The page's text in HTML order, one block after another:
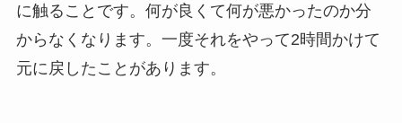
に触ることです。何が良くて何が悪かったのか分
からなくなります。一度それをやって2時間かけて
元に戻したことがあります。